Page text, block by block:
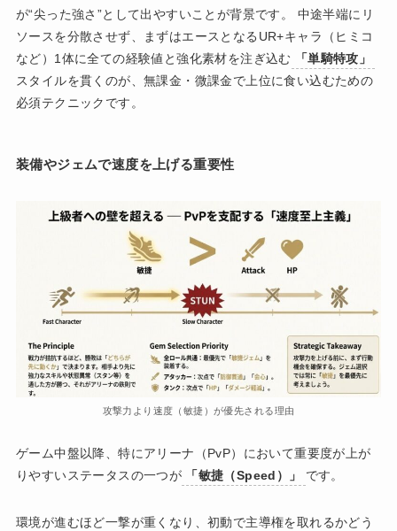
が“尖った強さ”として出やすいことが背景です。 中途半端にリ
ソースを分散させず、まずはエースとなるUR+キャラ（ヒミコ
など）1体に全ての経験値と強化素材を注ぎ込む
「単騎特攻」
スタイルを貫くのが、無課金・微課金で上位に食い込むための
必須テクニックです。
装備やジェムで速度を上げる重要性
攻撃力より速度（敏捷）が優先される理由
ゲーム中盤以降、特にアリーナ（PvP）において重要度が上が
りやすいステータスの一つが
「敏捷（Speed）」 です。
環境が進むほど一撃が重くなり、初動で主導権を取れるかどう